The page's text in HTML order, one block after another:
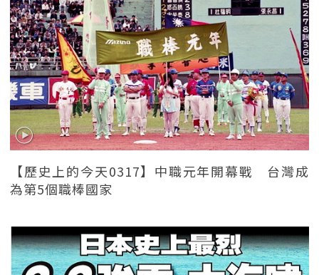
【歷史上的今天0317】中職元年開幕戰 台灣成
為第5個職棒國家